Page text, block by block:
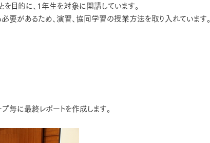
目的に、1年生を対象に開講しています。
要があるため、演習、協同学習の授業方法を取り入れています。
毎に最終レポートを作成します。